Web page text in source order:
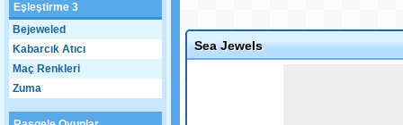
Eşleştirme 3
Bejeweled
Kabarcık Atıcı
Maç Renkleri
Zuma
Sea Jewels